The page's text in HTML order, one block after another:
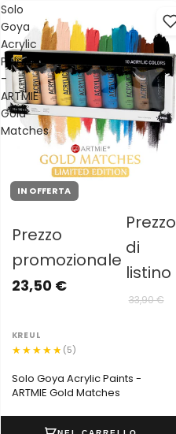
Solo
Goya
Acrylic
Paints
-
ARTMIE
Gold
Matches
IN OFFERTA
Solo Goya Acrylic Paints -
ARTMIE Gold Matches
Prezzo
promozionale
23,50 €
Prezzo
di
listino
33,90 €
KREUL
(5)